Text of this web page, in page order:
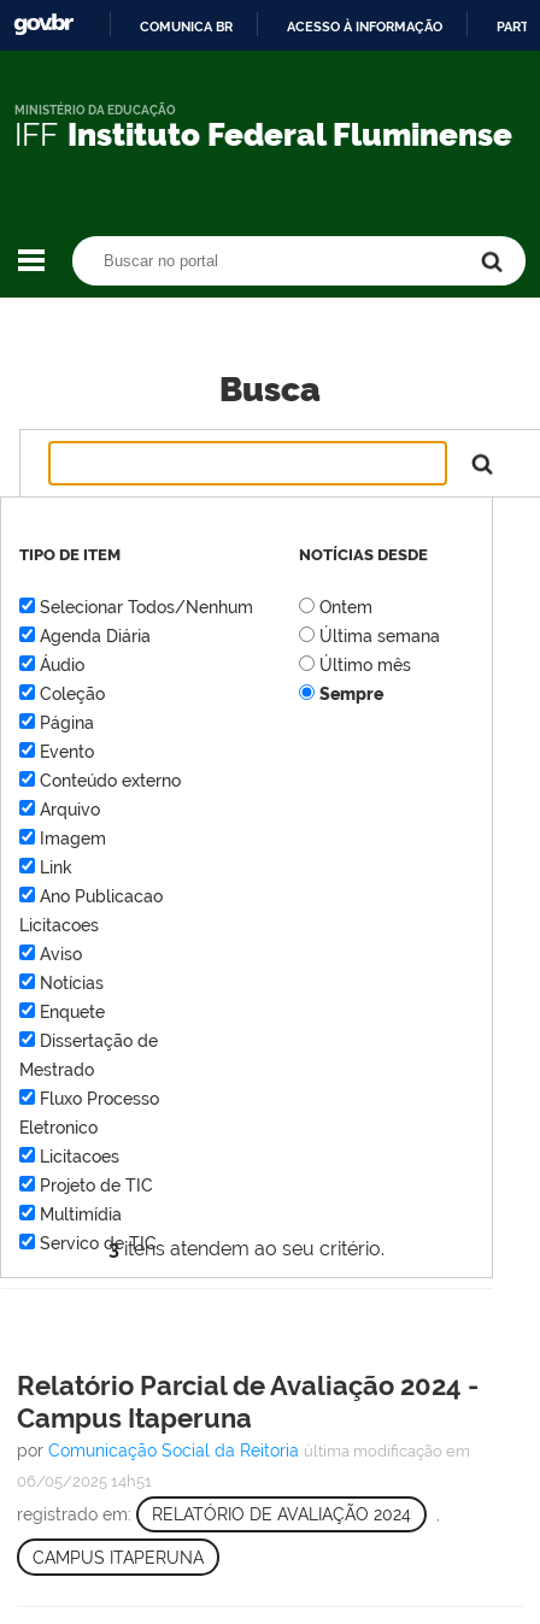
CONTEÚDO
COMUNICA BR ACESSO À INFORMAÇÃO
IFF Instituto Federal Fluminense
MINISTÉRIO DA EDUCAÇÃO
Busca
3itens atendem ao seu critério.
TIPO DE ITEM
Selecionar Todos/Nenhum
Agenda Diária
Áudio
Coleção
Página
Evento
Conteúdo externo
Arquivo
Imagem
Link
Ano Publicacao
Licitacoes
Aviso
Notícias
Enquete
Dissertação de
Mestrado
Fluxo Processo
Eletronico
Licitacoes
Projeto de TIC
Multimídia
Servico de TIC
NOTÍCIAS DESDE
Ontem
Última semana
Último mês
Sempre
Relatório Parcial de Avaliação 2024 -
Campus Itaperuna
por Comunicação Social da Reitoria última modificação em
06/05/2025 14h51
registrado em: RELATÓRIO DE AVALIAÇÃO 2024
CAMPUS ITAPERUNA